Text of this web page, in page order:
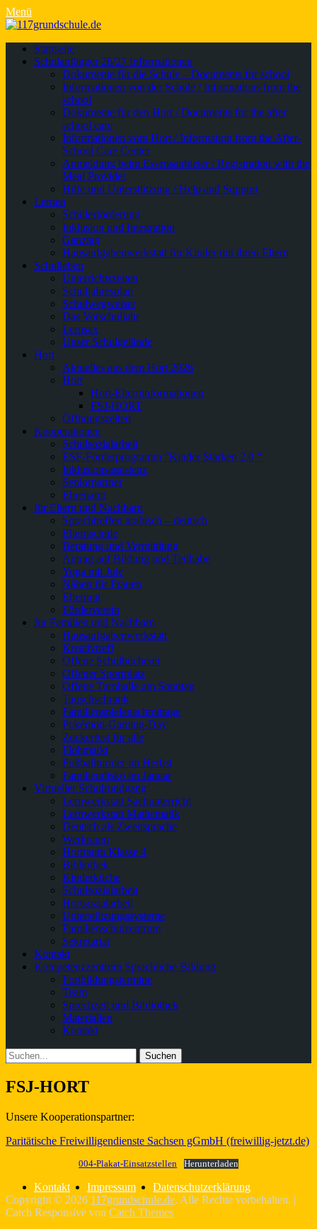
Menü
Primäres
Menü
Zum
Inhalt
Startseite
Schulanfänger 26/27 Informationen
Dokumente für die Schule – Documents for school
Informationen von der Schule / Informations from the
school
Dokumente für den Hort / Documents for the after
school care
Informationen vom Hort / Information from the After-
School Care Center
Anmeldung beim Essensanbieter / Registration with the
Meal Provider
Hilfe und Unterstützung / Help and Support
Lernen
Schülerförderung
Inklusion und Integration
Ganztag
Hausaufgabenwerkstatt für Kinder mit ihren Eltern
Schulleben
Unterrichtszeiten
Schuljahresplan
Schulwegweiser
Das Vorschuljahr
Lernsax
Unser Schulgelände
Hort
Aktuelles aus dem Hort 2026
Hort
Hort-Elterninformationen
FSJ-HORT
Öffnungszeiten
Kooperationen
Schulsozialarbeit
ESF-Förderprogramm “Kinder Stärken 2.0 “
Inklusionsassistenz
Seniorpartner
Ehrenamt
für Eltern und Nachbarn
Sprachtreffen arabisch – deutsch
Elternschule
Beratung und Vermittlung
Antrag auf Bildung und Teilhabe
Yoga mit Jule
Nähen für Frauen
Elternrat
Förderverein
für Familien und Nachbarn
Hausaufgabenwerkstatt
Kreativtreff
Offene Schulbücherei
Offener Sportplatz
Offene Turnhalle am Sonntag
Tauschschrank
Familienspielenachmittage
Pokémon-Gaming-Day
Zuckerfest für alle
Flohmarkt
Fußballturnier im Herbst
Familiendisko im Januar
Virtueller Schulrundgang
Lernwerkstatt Sachunterricht
Lernwerkstatt Mathematik
Deutsch als Zweitsprache
Werkraum
Hortraum Klasse 4
Bibliothek
Kinderküche
Schulsozialarbeit
Hortsozialarbeit
Unterstützungssysteme
Familienschulzentrum
Sekretariat
Kontakt
Kompetenzzentrum Sprachliche Bildung
Fortbildungstermine
Team
Sprechzeit und Bibliothek
Materialien
Kontakt
Suchen
Suche
nach:
FSJ-HORT
Unsere Kooperationspartner:
Paritätische Freiwilligendienste Sachsen gGmbH (freiwillig-jetzt.de)
004-Plakat-Einsatzstellen Herunterladen
Kontakt Impressum
Datenschutzerklärung
Copyright © 2026 117grundschule.de. Alle Rechte vorbehalten. |
Catch Responsive von Catch Themes